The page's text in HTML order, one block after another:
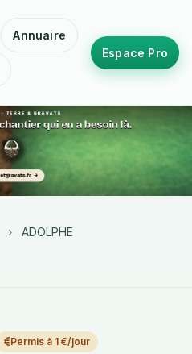
Annuaire
Espace Pro
› ADOLPHE
Permis à 1 €/jour